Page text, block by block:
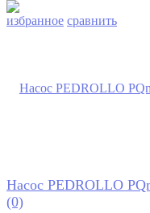
избранное сравнить
Насос PEDROLLO
(0)